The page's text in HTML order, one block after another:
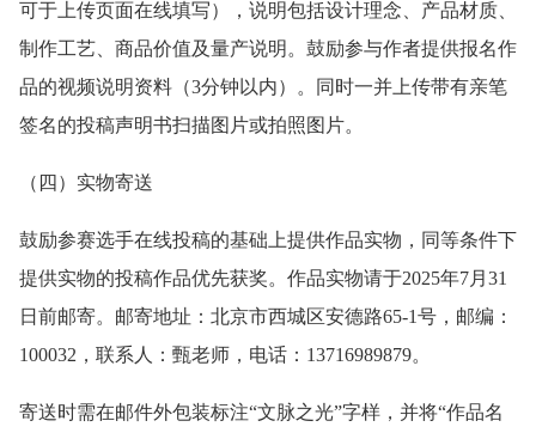
可于上传页面在线填写），说明包括设计理念、产品材质、
制作工艺、商品价值及量产说明。鼓励参与作者提供报名作
品的视频说明资料（3分钟以内）。同时一并上传带有亲笔
签名的投稿声明书扫描图片或拍照图片。
（四）实物寄送
鼓励参赛选手在线投稿的基础上提供作品实物，同等条件下
提供实物的投稿作品优先获奖。作品实物请于2025年7月31
日前邮寄。邮寄地址：北京市西城区安德路65-1号，邮编：
100032，联系人：甄老师，电话：13716989879。
寄送时需在邮件外包装标注“文脉之光”字样，并将“作品名